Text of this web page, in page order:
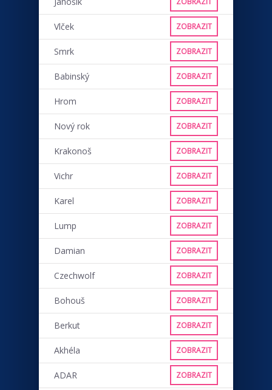
Vlček ZOBRAZIT
Smrk ZOBRAZIT
Babinský ZOBRAZIT
Hrom ZOBRAZIT
Nový rok ZOBRAZIT
Krakonoš ZOBRAZIT
Vichr ZOBRAZIT
Karel ZOBRAZIT
Lump ZOBRAZIT
Damian ZOBRAZIT
Czechwolf ZOBRAZIT
Bohouš ZOBRAZIT
Berkut ZOBRAZIT
Akhéla ZOBRAZIT
ADAR ZOBRAZIT